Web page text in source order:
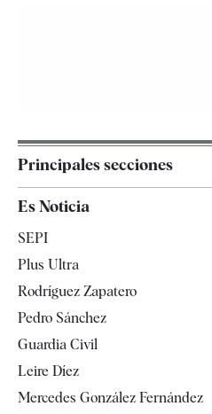
Principales secciones
Televisión
Es Noticia
SEPI
Plus Ultra
Rodríguez Zapatero
Pedro Sánchez
Guardia Civil
Leire Díez
Mercedes González Fernández